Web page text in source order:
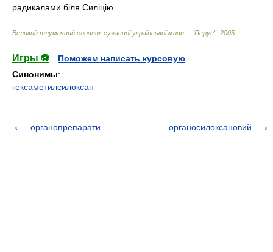
радикалами біля Силіцію.
Великий тлумачний словник сучасної української мови. - "Перун". 2005
Игры ⚽
Поможем написать курсовую
Синонимы:
гексаметилсилоксан
органопрепарати органосилоксановий